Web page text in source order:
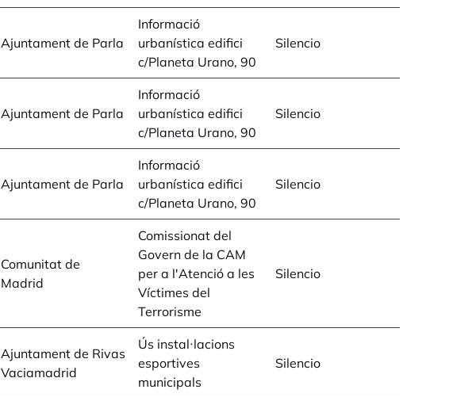
Ajuntament de Parla
Informació
urbanística edifici
c/Planeta Urano, 90
Silencio
Ajuntament de Parla
Informació
urbanística edifici
c/Planeta Urano, 90
Silencio
Ajuntament de Parla
Informació
urbanística edifici
c/Planeta Urano, 90
Silencio
Comunitat de
Madrid
Comissionat del
Govern de la CAM
per a l'Atenció a les
Víctimes del
Terrorisme
Silencio
Ajuntament de Rivas
Vaciamadrid
Ús instal·lacions
esportives
municipals
Silencio